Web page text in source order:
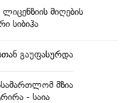
მიღების
სიბიჰა
გაუფასურდა
მზია
- საია